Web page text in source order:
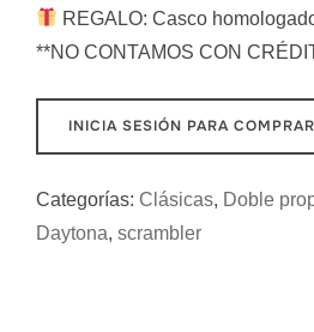
REGALO: Casco
**NO CONTAMOS CON
INICIA SESIÓN PARA COMPRAR
Categorías: Clásicas, Doble
Daytona, scrambler